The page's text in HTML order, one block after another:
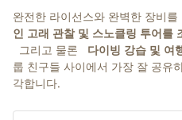
완전한 라이선스와 완벽한 장비
인 고래 관찰 및 스노클링 투어를
그리고 물론
다이빙 강습 및 여
룹 친구들 사이에서 가장 잘 공유
각합니다.